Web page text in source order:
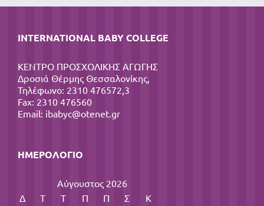
INTERNATIONAL BABY COLLEGE
ΚΕΝΤΡΟ ΠΡΟΣΧΟΛΙΚΗΣ ΑΓΩΓΗΣ
Δροσιά Θέρμης Θεσσαλονίκης,
Τηλέφωνο: 2310 476572,3
Fax: 2310 476560
Email: ibabyc@otenet.gr
ΗΜΕΡΟΛΌΓΙΟ
Αύγουστος 2026
Δ
Τ Τ Π Π Σ
Κ